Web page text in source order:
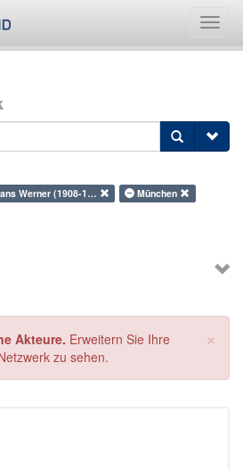
Werner (1908-1… München
×
Akteure. Erweitern Sie Ihre
zu sehen.